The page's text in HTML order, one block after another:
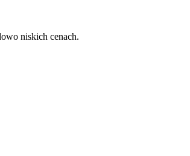
niskich cenach.